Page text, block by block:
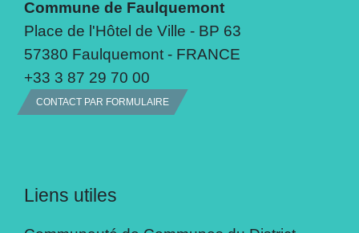
Commune de Faulquemont
Place de l'Hôtel de Ville - BP 63
57380 Faulquemont - FRANCE
+33 3 87 29 70 00
CONTACT PAR FORMULAIRE
Liens utiles